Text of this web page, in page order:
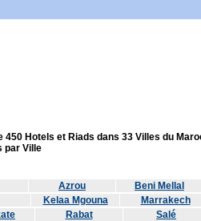
450 Hotels et Riads dans 33 Villes du
par Ville
Azrou Beni Mellal
Kelaa Mgouna Marrakech
Rabat Salé